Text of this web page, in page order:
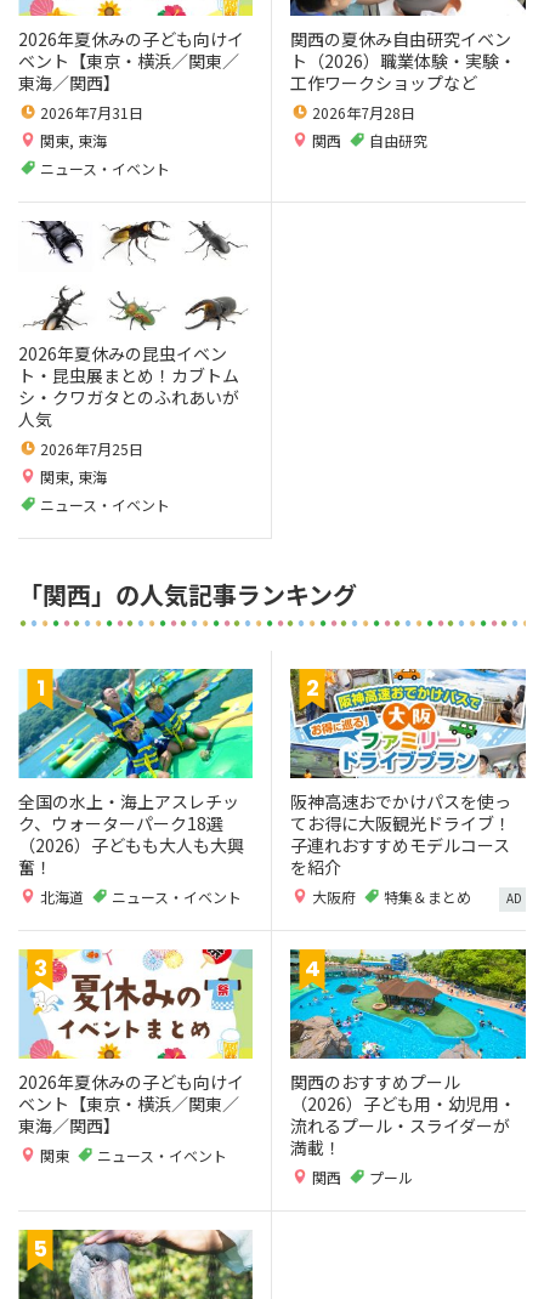
2026年夏休みの子ども向けイ
ベント【東京・横浜／関東／
東海／関西】
2026年7月31日
関東, 東海
ニュース・イベント
関西の夏休み自由研究イベン
ト（2026）職業体験・実験・
工作ワークショップなど
2026年7月28日
関西
自由研究
2026年夏休みの昆虫イベン
ト・昆虫展まとめ！カブトム
シ・クワガタとのふれあいが
人気
2026年7月25日
関東, 東海
ニュース・イベント
「関西」の人気記事ランキング
全国の水上・海上アスレチッ
ク、ウォーターパーク18選
（2026）子どもも大人も大興
奮！
北海道 ニュース・イベント
阪神高速おでかけパスを使っ
てお得に大阪観光ドライブ！
子連れおすすめモデルコース
を紹介
大阪府 特集＆まとめ AD
2026年夏休みの子ども向けイ
ベント【東京・横浜／関東／
東海／関西】
関東 ニュース・イベント
関西のおすすめプール
（2026）子ども用・幼児用・
流れるプール・スライダーが
満載！
関西 プール